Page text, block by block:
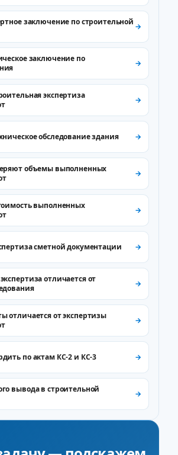
заключение по строительной
заключение по
экспертиза
обследование здания
объемы выполненных
выполненных
сметной документации
отличается от
отличается от экспертизы
по актам КС-2 и КС-3
вывода в строительной